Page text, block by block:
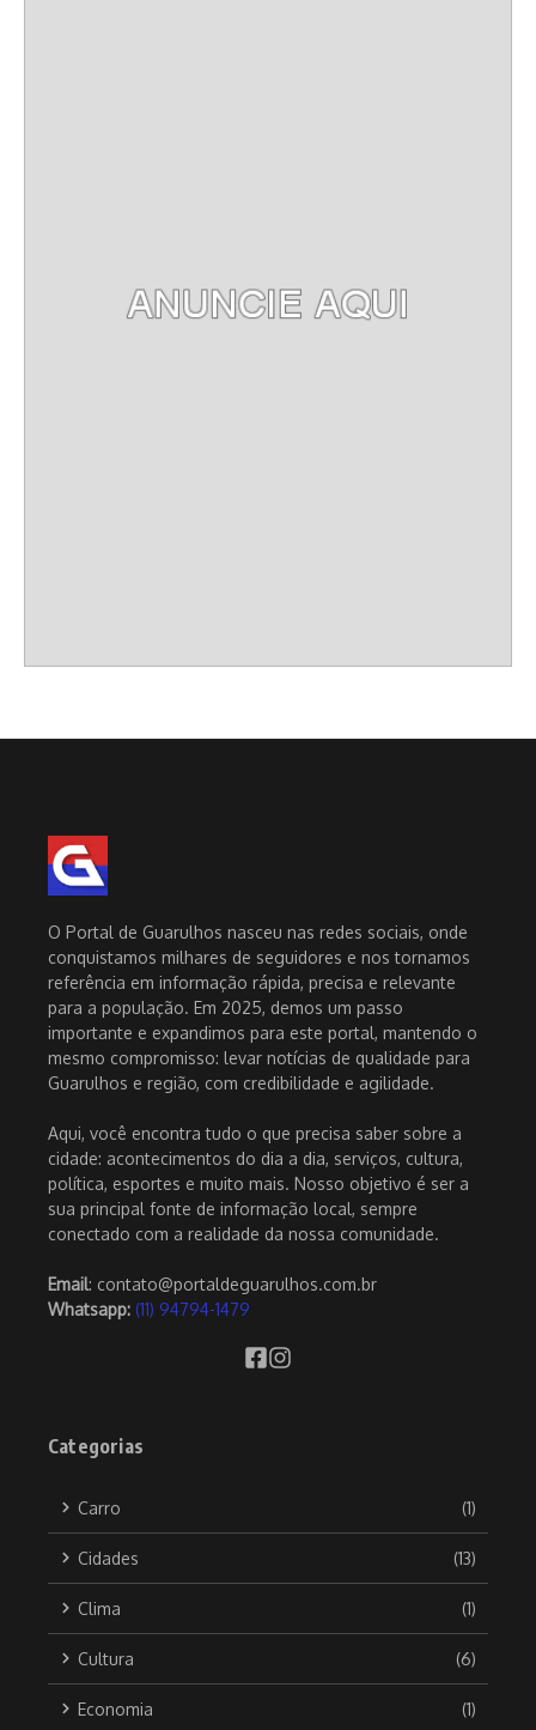
O Portal de Guarulhos nasceu nas redes sociais, onde
conquistamos milhares de seguidores e nos tornamos
referência em informação rápida, precisa e relevante
para a população. Em 2025, demos um passo
importante e expandimos para este portal, mantendo o
mesmo compromisso: levar notícias de qualidade para
Guarulhos e região, com credibilidade e agilidade.
Aqui, você encontra tudo o que precisa saber sobre a
cidade: acontecimentos do dia a dia, serviços, cultura,
política, esportes e muito mais. Nosso objetivo é ser a
sua principal fonte de informação local, sempre
conectado com a realidade da nossa comunidade.
Email: contato@portaldeguarulhos.com.br
Whatsapp: (11) 94794-1479
Categorias
Carro (1)
Cidades (13)
Clima (1)
Cultura (6)
Economia (1)